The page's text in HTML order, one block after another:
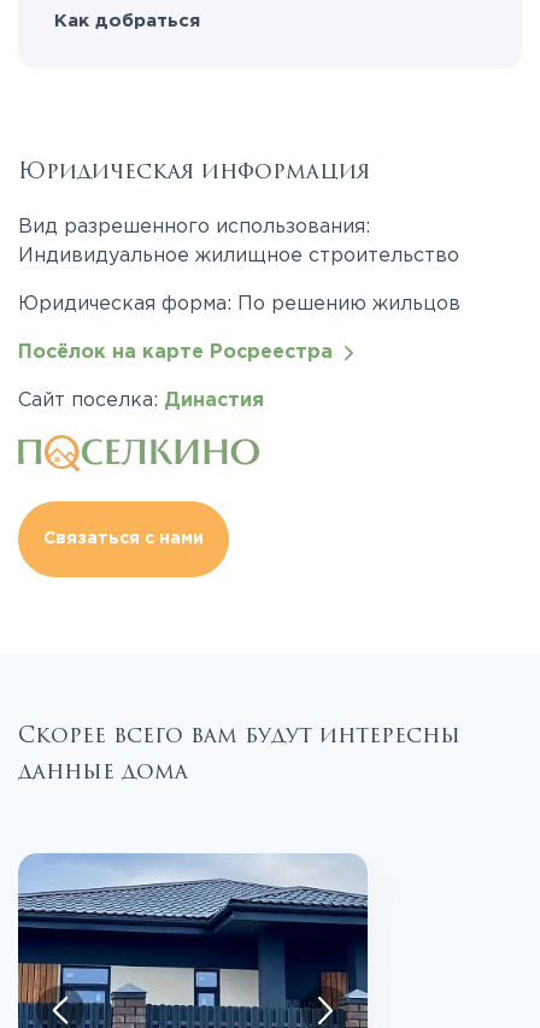
Как добраться
Юридическая информация
Вид разрешенного использования:
Индивидуальное жилищное строительство
Юридическая форма: По решению жильцов
Посёлок на карте Росреестра
Сайт поселка: Династия
Связаться с нами
Скорее всего вам будут интересны
данные дома